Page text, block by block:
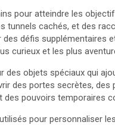
pour atteindre les
tunnels cachés, et des
défis supplémentaires
curieux et les plus
des objets spéciaux qui
des portes secrètes, des
pouvoirs temporaires
pour personnaliser